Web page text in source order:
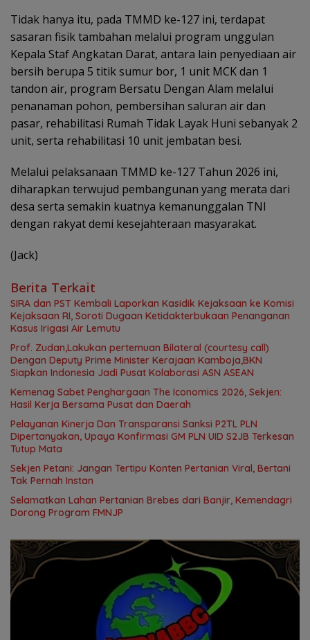
Tidak hanya itu, pada TMMD ke-127 ini, terdapat
sasaran fisik tambahan melalui program unggulan
Kepala Staf Angkatan Darat, antara lain penyediaan air
bersih berupa 5 titik sumur bor, 1 unit MCK dan 1
tandon air, program Bersatu Dengan Alam melalui
penanaman pohon, pembersihan saluran air dan
pasar, rehabilitasi Rumah Tidak Layak Huni sebanyak 2
unit, serta rehabilitasi 10 unit jembatan besi.
Melalui pelaksanaan TMMD ke-127 Tahun 2026 ini,
diharapkan terwujud pembangunan yang merata dari
desa serta semakin kuatnya kemanunggalan TNI
dengan rakyat demi kesejahteraan masyarakat.
(Jack)
Berita Terkait
SIRA dan PST Kembali Laporkan Kasidik Kejaksaan ke Komisi
Kejaksaan RI, Soroti Dugaan Ketidakterbukaan Penanganan
Kasus Irigasi Air Lemutu
Prof. Zudan,Lakukan pertemuan Bilateral (courtesy call)
Dengan Deputy Prime Minister Kerajaan Kamboja,BKN
Siapkan Indonesia Jadi Pusat Kolaborasi ASN ASEAN
Kemenag Sabet Penghargaan The Iconomics 2026, Sekjen:
Hasil Kerja Bersama Pusat dan Daerah
Pelayanan Kinerja Dan Transparansi Sanksi P2TL PLN
Dipertanyakan, Upaya Konfirmasi GM PLN UID S2JB Terkesan
Tutup Mata
Sekjen Petani: Jangan Tertipu Konten Pertanian Viral, Bertani
Tak Pernah Instan
Selamatkan Lahan Pertanian Brebes dari Banjir, Kemendagri
Dorong Program FMNJP